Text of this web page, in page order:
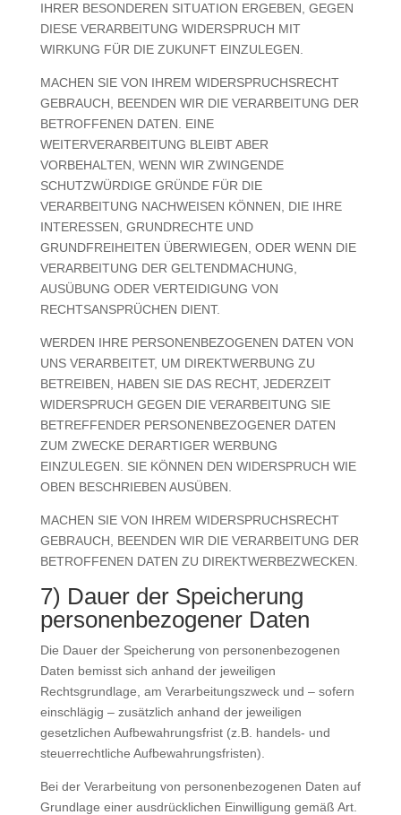
IHRER BESONDEREN SITUATION ERGEBEN, GEGEN
DIESE VERARBEITUNG WIDERSPRUCH MIT
WIRKUNG FÜR DIE ZUKUNFT EINZULEGEN.
MACHEN SIE VON IHREM WIDERSPRUCHSRECHT
GEBRAUCH, BEENDEN WIR DIE VERARBEITUNG DER
BETROFFENEN DATEN. EINE
WEITERVERARBEITUNG BLEIBT ABER
VORBEHALTEN, WENN WIR ZWINGENDE
SCHUTZWÜRDIGE GRÜNDE FÜR DIE
VERARBEITUNG NACHWEISEN KÖNNEN, DIE IHRE
INTERESSEN, GRUNDRECHTE UND
GRUNDFREIHEITEN ÜBERWIEGEN, ODER WENN DIE
VERARBEITUNG DER GELTENDMACHUNG,
AUSÜBUNG ODER VERTEIDIGUNG VON
RECHTSANSPRÜCHEN DIENT.
WERDEN IHRE PERSONENBEZOGENEN DATEN VON
UNS VERARBEITET, UM DIREKTWERBUNG ZU
BETREIBEN, HABEN SIE DAS RECHT, JEDERZEIT
WIDERSPRUCH GEGEN DIE VERARBEITUNG SIE
BETREFFENDER PERSONENBEZOGENER DATEN
ZUM ZWECKE DERARTIGER WERBUNG
EINZULEGEN. SIE KÖNNEN DEN WIDERSPRUCH WIE
OBEN BESCHRIEBEN AUSÜBEN.
MACHEN SIE VON IHREM WIDERSPRUCHSRECHT
GEBRAUCH, BEENDEN WIR DIE VERARBEITUNG DER
BETROFFENEN DATEN ZU DIREKTWERBEZWECKEN.
7) Dauer der Speicherung
personenbezogener Daten
Die Dauer der Speicherung von personenbezogenen
Daten bemisst sich anhand der jeweiligen
Rechtsgrundlage, am Verarbeitungszweck und – sofern
einschlägig – zusätzlich anhand der jeweiligen
gesetzlichen Aufbewahrungsfrist (z.B. handels- und
steuerrechtliche Aufbewahrungsfristen).
Bei der Verarbeitung von personenbezogenen Daten auf
Grundlage einer ausdrücklichen Einwilligung gemäß Art.